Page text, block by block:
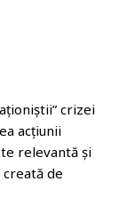
crizei
acțiunii
relevantă și
de